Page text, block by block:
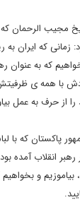
مجیب الرحمان که
زمانی که ایران
که به عنوان
با همه ی
از حرف به عمل
پاکستان که
انقلاب آمده
و بخواهیم